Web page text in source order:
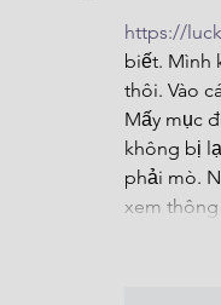
https://
biết. Mình
thôi. Vào
Mấy mục
không bị
phải mò.
xem